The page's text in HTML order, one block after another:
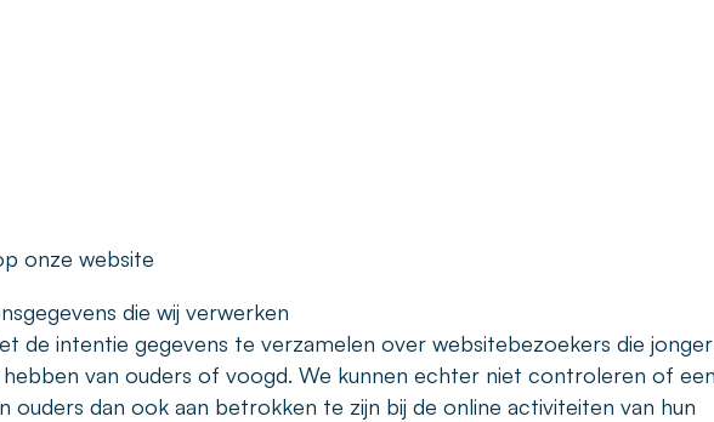
onze website
die wij verwerken
de intentie gegevens te verzamelen over websitebezoekers die jonger
hebben van ouders of voogd. We kunnen echter niet controleren of een
ouders dan ook aan betrokken te zijn bij de online activiteiten van hun